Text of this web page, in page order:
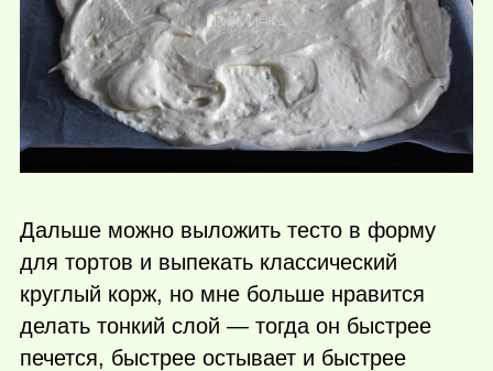
Дальше можно выложить тесто в форму
для тортов и выпекать классический
круглый корж, но мне больше нравится
делать тонкий слой — тогда он быстрее
печется, быстрее остывает и быстрее